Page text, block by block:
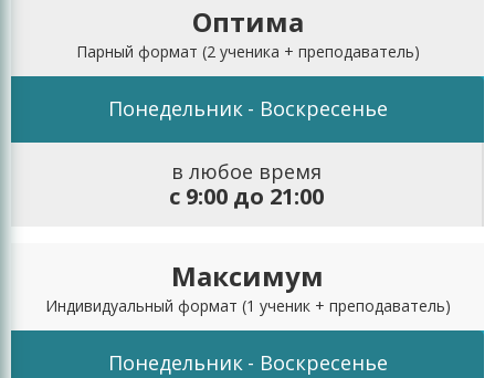
Оптима
Парный формат (2 ученика + преподаватель)
Понедельник - Воскресенье
в любое время
с 9:00 до 21:00
Максимум
Индивидуальный формат (1 ученик + преподаватель)
Понедельник - Воскресенье